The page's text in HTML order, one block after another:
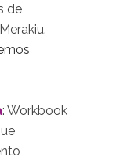
de
: Workbook